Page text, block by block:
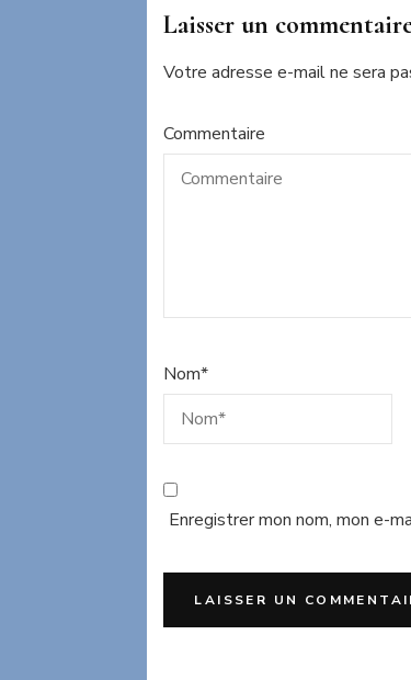
Laisser un
Votre adresse e-mail ne sera
Commentaire
Nom*
Enregistrer mon nom, mon e-